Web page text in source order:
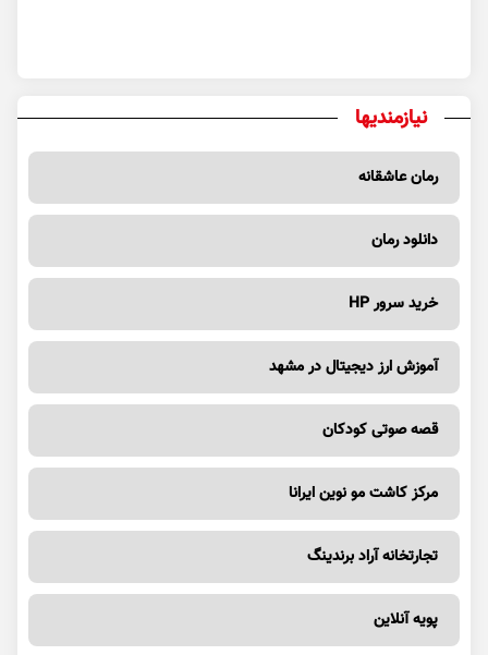
نیازمندیها
رمان عاشقانه
دانلود رمان
خرید سرور HP
آموزش ارز دیجیتال در مشهد
قصه صوتی کودکان
مرکز کاشت مو نوین ایرانا
تجارتخانه آراد برندینگ
پویه آنلاین